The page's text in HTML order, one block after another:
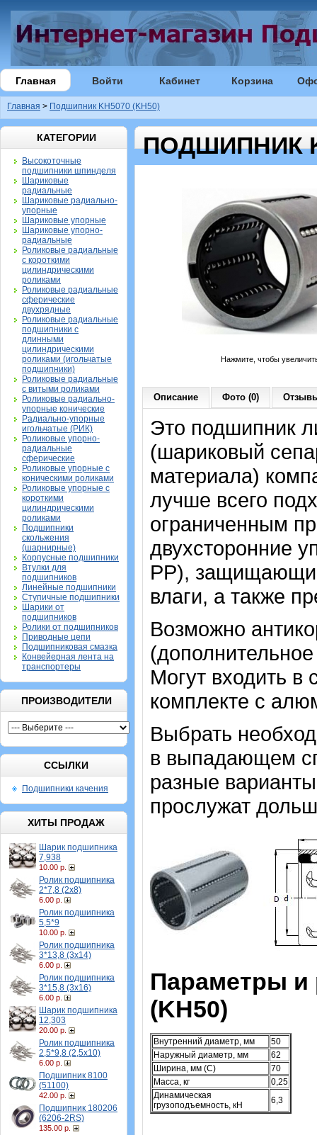
Главная Войти Кабинет Корзина
Главная > Подшипник KH5070 (KH50)
КАТЕГОРИИ
Высокоточные
подшипники шпинделя
Шариковые
радиальные
Шариковые радиально-
упорные
Шариковые упорные
Шариковые упорно-
радиальные
Роликовые радиальные
с короткими
цилиндрическими
роликами
Роликовые радиальные
сферические
двухрядные
Роликовые радиальные
подшипники с
длинными
цилиндрическими
роликами (игольчатые
подшипники)
Роликовые радиальные
с витыми роликами
Роликовые радиально-
упорные конические
Радиально-упорные
игольчатые (РИК)
Роликовые упорно-
радиальные
сферические
Роликовые упорные с
коническими роликами
Роликовые упорные с
короткими
цилиндрическими
роликами
Подшипники
скольжения
(шарнирные)
Корпусные подшипники
Втулки для
подшипников
Линейные подшипники
Ступичные подшипники
Шарики от
подшипников
Ролики от подшипников
Приводные цепи
Подшипниковая смазка
Конвейерная лента на
транспортеры
ПРОИЗВОДИТЕЛИ
ССЫЛКИ
Подшипники качения
ХИТЫ ПРОДАЖ
Шарик подшипника
7,938
10.00 р.
Ролик подшипника
2*7,8 (2х8)
6.00 р.
Ролик подшипника
5,5*9
10.00 р.
Ролик подшипника
3*13,8 (3х14)
6.00 р.
Ролик подшипника
3*15,8 (3х16)
6.00 р.
Шарик подшипника
12,303
20.00 р.
Ролик подшипника
2,5*9,8 (2,5х10)
6.00 р.
Подшипник 8100
(51100)
42.00 р.
Подшипник 180206
(6206-2RS)
135.00 р.
ПОДШИПНИК
Нажмите, чтобы
Описание Фото (0)
Это подшипник
(шариковый
материала)
лучше всего
ограниченным
двухсторонние
PP),
влаги, а также
Возможно
Могут входить в
комплекте с
Выбрать
в выпадающем
разные
прослужат
Параметры и
(KH50)
Внутренний диаметр, мм
50
Наружный диаметр, мм
62
Ширина, мм (C)
70
Масса, кг
0,25
Динамическая
грузоподъемность, кН
6,3